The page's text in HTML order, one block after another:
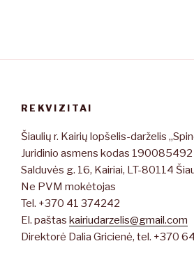
REKVIZITAI
Šiaulių r. Kairių lopšelis-darželis
Juridinio asmens kodas 190085492
Salduvės g. 16, Kairiai, LT-80114
Ne PVM mokėtojas
Tel. +370 41 374242
El. paštas kairiudarzelis@gmail.com
Direktorė Dalia Gricienė, tel. +370